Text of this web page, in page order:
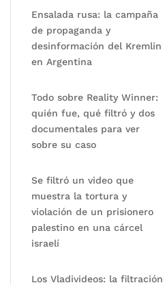
Ensalada rusa: la campaña
de propaganda y
desinformación del Kremlin
en Argentina
Todo sobre Reality Winner:
quién fue, qué filtró y dos
documentales para ver
sobre su caso
Se filtró un video que
muestra la tortura y
violación de un prisionero
palestino en una cárcel
israelí
Los Vladivideos: la filtración